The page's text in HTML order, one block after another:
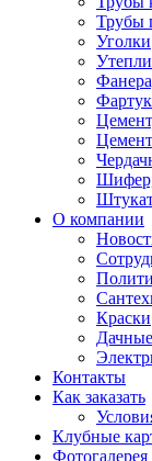
Трубы
Уголки
О компании
Краски
Контакты
Как заказать
Клубные
Фотогалерея